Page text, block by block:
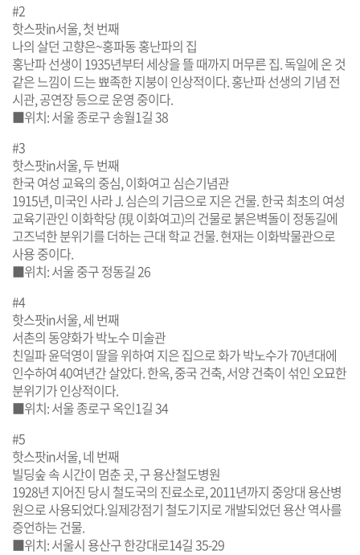
#2
핫스팟in서울, 첫 번째
나의 살던 고향은~홍파동 홍난파의 집
홍난파 선생이 1935년부터 세상을 뜰 때까지 머무른 집. 독일에 온 것
같은 느낌이 드는 뾰족한 지붕이 인상적이다. 홍난파 선생의 기념 전
시관, 공연장 등으로 운영 중이다.
■위치: 서울 종로구 송월1길 38
#3
핫스팟in서울, 두 번째
한국 여성 교육의 중심, 이화여고 심슨기념관
1915년, 미국인 사라 J. 심슨의 기금으로 지은 건물. 한국 최초의 여성
교육기관인 이화학당 (現 이화여고)의 건물로 붉은벽돌이 정동길에
고즈넉한 분위기를 더하는 근대 학교 건물. 현재는 이화박물관으로
사용 중이다.
■위치: 서울 중구 정동길 26
#4
핫스팟in서울, 세 번째
서촌의 동양화가 박노수 미술관
친일파 윤덕영이 딸을 위하여 지은 집으로 화가 박노수가 70년대에
인수하여 40여년간 살았다. 한옥, 중국 건축, 서양 건축이 섞인 오묘한
분위기가 인상적이다.
■위치: 서울 종로구 옥인1길 34
#5
핫스팟in서울, 네 번째
빌딩숲 속 시간이 멈춘 곳, 구 용산철도병원
1928년 지어진 당시 철도국의 진료소로, 2011년까지 중앙대 용산병
원으로 사용되었다.일제강점기 철도기지로 개발되었던 용산 역사를
증언하는 건물.
■위치: 서울시 용산구 한강대로14길 35-29